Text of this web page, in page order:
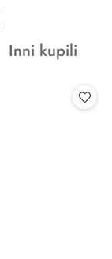
Produkty
Inni kupili